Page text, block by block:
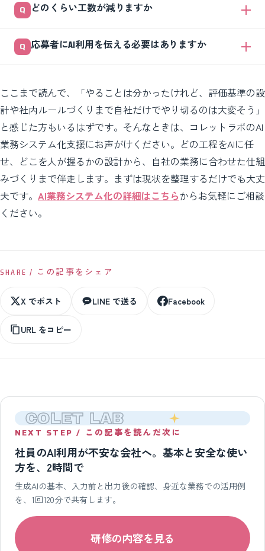
準備に回せます。専用ツールでなくても、評価基準を決めて生成AIに要
約・点数化させる形から始められます。
どのくらい工数が減りますか
ん。まずは応募の多い1職種で試し、自社での効果を実測することをお
すすめします。
応募者にAI利用を伝える必要はありますか
が行う」と明記すれば、後からの不信を防げます。透明性は候補者との
ここまで読んで、「やることは分かったけれど、評価基準の設
計や社内ルールづくりまで自社だけでやり切るのは大変そう」
と感じた方もいるはずです。そんなときは、コレットラボのAI
業務システム化支援にお声がけください。どの工程をAIに任
せ、どこを人が握るかの設計から、自社の業務に合わせた仕組
みづくりまで伴走します。まずは現状を整理するだけでも大丈
夫です。 AI業務システム化の詳細はこちらからお気軽にご相談
ください。
SHARE / この記事をシェア
X でポスト LINE で送る Facebook
URL をコピー
COLET LAB
NEXT STEP / この記事を読んだ次に
社員のAI利用が不安な会社へ。基本と安全な使い
方を、2時間で
生成AIの基本、入力前と出力後の確認、身近な業務での活用例
を、1回120分で共有します。
研修の内容を見る